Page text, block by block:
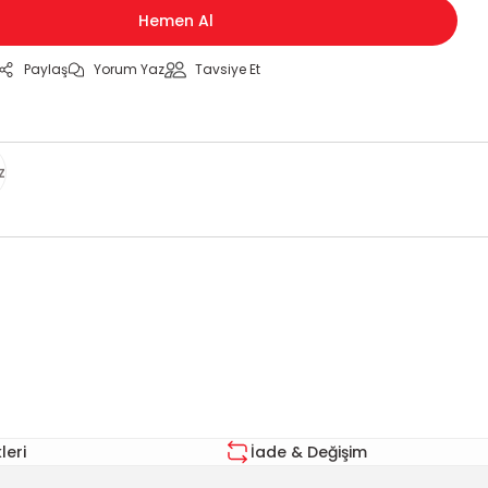
Hemen Al
Paylaş Yorum Yaz Tavsiye Et
İade & Değişim